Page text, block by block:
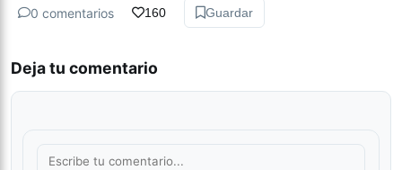
0 comentarios 160 Guardar
Deja tu comentario